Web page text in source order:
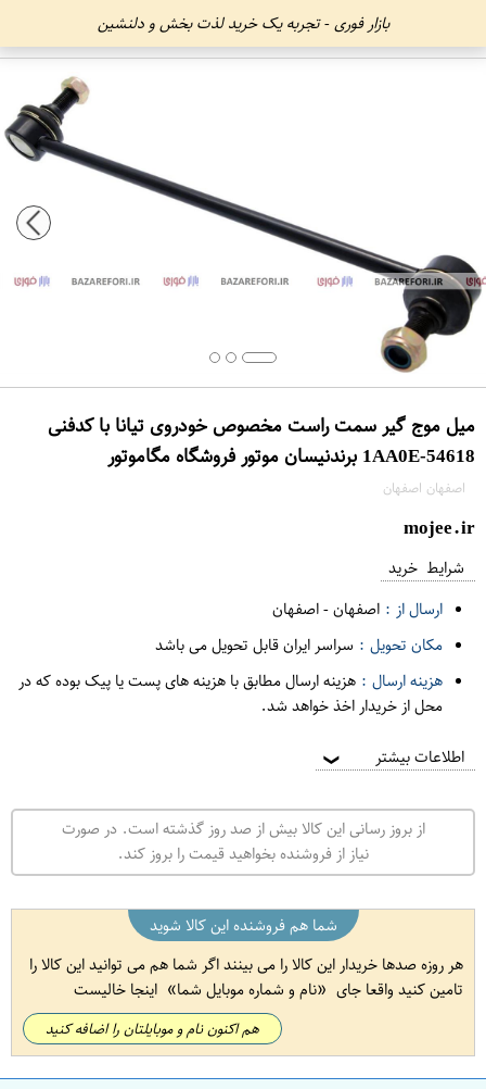
بازار فوری - تجربه یک خرید لذت بخش و دلنشین
میل موج گیر سمت راست مخصوص خودروی تیانا با کدفنی
54618-1AA0E برندنیسان موتور فروشگاه مگاموتور
اصفهان اصفهان
mojee.ir
شرایط خرید
ارسال از : اصفهان-اصفهان
مکان تحویل : سراسر ایران قابل تحویل می باشد
هزینه ارسال : هزینه ارسال مطابق با هزینه های پست یا پیک بوده که در
محل از خریدار اخذ خواهد شد.
اطلاعات بیشتر ❯
از بروز رسانی این کالا بیش از صد روز گذشته است. در صورت
نیاز از فروشنده بخواهید قیمت را بروز کند.
شما هم فروشنده این کالا شوید
هر روزه صدها خریدار این کالا را می بینند اگر شما هم می توانید این کالا را
تامین کنید واقعا جای
نام و شماره موبایل شما اینجا خالیست
هم اکنون نام و موبایلتان را اضافه کنید